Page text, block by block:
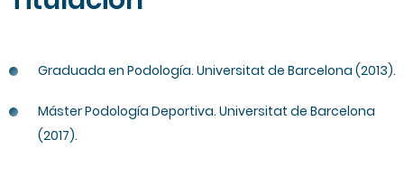
Graduada en Podología. Universitat de Barcelona (2013).
Máster Podología Deportiva. Universitat de Barcelona
(2017).